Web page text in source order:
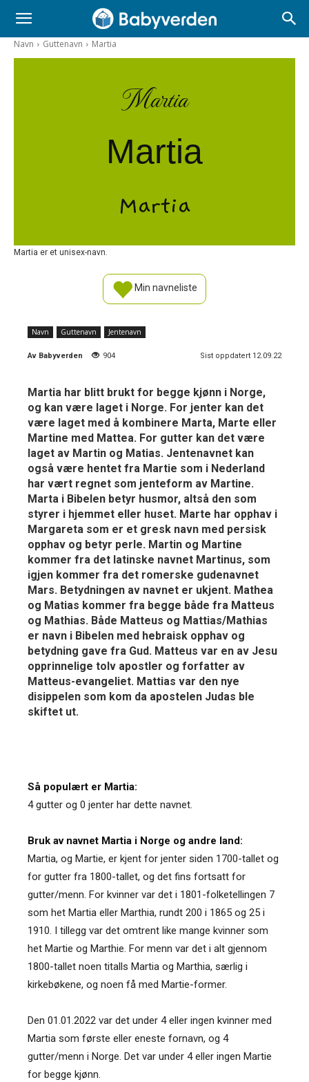
Navn Guttenavn Martia
Martia
Martia
Martia
Martia er et unisex-navn.
Min navneliste
Navn Guttenavn Jentenavn
Av Babyverden 904 Sist oppdatert 12.09.22
Martia har blitt brukt for begge kjønn i Norge,
og kan være laget i Norge. For jenter kan det
være laget med å kombinere Marta, Marte eller
Martine med Mattea. For gutter kan det være
laget av Martin og Matias. Jentenavnet kan
også være hentet fra Martie som i Nederland
har vært regnet som jenteform av Martine.
Marta i Bibelen betyr husmor, altså den som
styrer i hjemmet eller huset. Marte har opphav i
Margareta som er et gresk navn med persisk
opphav og betyr perle. Martin og Martine
kommer fra det latinske navnet Martinus, som
igjen kommer fra det romerske gudenavnet
Mars. Betydningen av navnet er ukjent. Mathea
og Matias kommer fra begge både fra Matteus
og Mathias. Både Matteus og Mattias/Mathias
er navn i Bibelen med hebraisk opphav og
betydning gave fra Gud. Matteus var en av Jesu
opprinnelige tolv apostler og forfatter av
Matteus-evangeliet. Mattias var den nye
disippelen som kom da apostelen Judas ble
skiftet ut.
Så populært er Martia:
4 gutter og 0 jenter har dette navnet.
Bruk av navnet Martia i Norge og andre land:
Martia, og Martie, er kjent for jenter siden 1700-tallet og
for gutter fra 1800-tallet, og det fins fortsatt for
gutter/menn. For kvinner var det i 1801-folketellingen 7
som het Martia eller Marthia, rundt 200 i 1865 og 25 i
1910. I tillegg var det omtrent like mange kvinner som
het Martie og Marthie. For menn var det i alt gjennom
1800-tallet noen titalls Martia og Marthia, særlig i
kirkebøkene, og noen få med Martie-former.
Den 01.01.2022 var det under 4 eller ingen kvinner med
Martia som første eller eneste fornavn, og 4
gutter/menn i Norge. Det var under 4 eller ingen Martie
for begge kjønn.